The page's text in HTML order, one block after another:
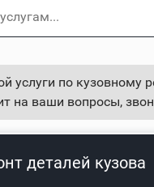
услуги по кузовному
на ваши вопросы,
деталей кузова